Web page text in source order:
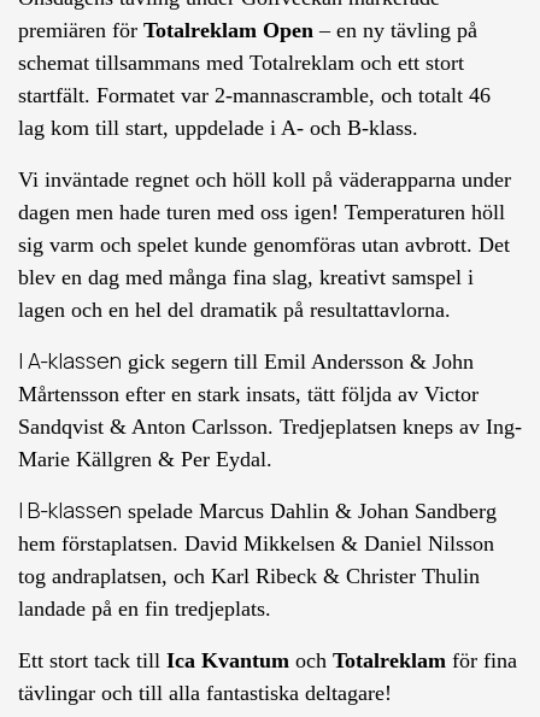
premiären för Totalreklam Open – en ny tävling på
schemat tillsammans med Totalreklam och ett stort
startfält. Formatet var 2-mannascramble, och totalt 46
lag kom till start, uppdelade i A- och B-klass.
Vi inväntade regnet och höll koll på väderapparna under
dagen men hade turen med oss igen! Temperaturen höll
sig varm och spelet kunde genomföras utan avbrott. Det
blev en dag med många fina slag, kreativt samspel i
lagen och en hel del dramatik på resultattavlorna.
I A-klassen gick segern till Emil Andersson & John
Mårtensson efter en stark insats, tätt följda av Victor
Sandqvist & Anton Carlsson. Tredjeplatsen kneps av Ing-
Marie Källgren & Per Eydal.
I B-klassen spelade Marcus Dahlin & Johan Sandberg
hem förstaplatsen. David Mikkelsen & Daniel Nilsson
tog andraplatsen, och Karl Ribeck & Christer Thulin
landade på en fin tredjeplats.
Ett stort tack till Ica Kvantum och Totalreklam för fina
tävlingar och till alla fantastiska deltagare!